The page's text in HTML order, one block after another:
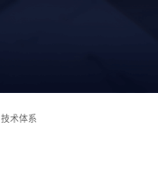
技术体系